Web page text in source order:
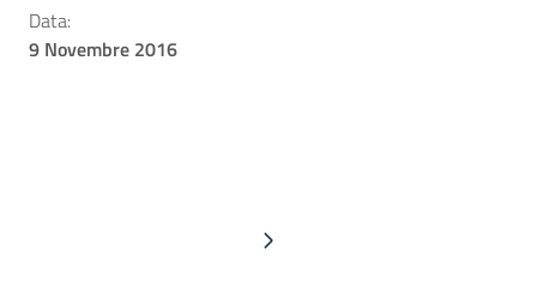
Data:
9 Novembre 2016